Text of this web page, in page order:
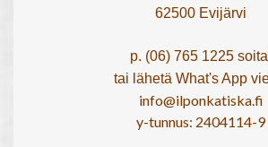
62500 Evijärvi
p. (06) 765 1225
tai lähetä What's App
info@ilponkatiska.fi
y-tunnus: 2404114-9